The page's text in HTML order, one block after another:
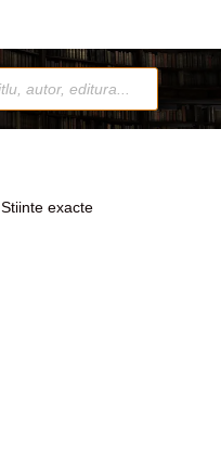
Stiinte exacte